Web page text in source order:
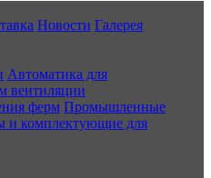
Новости Галерея
Автоматика для
вентиляции
ферм Промышленные
и комплектующие для